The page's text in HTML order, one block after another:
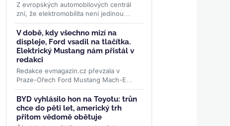
Z evropských automobilových centrál
zní, že elektromobilita není jedinou
budoucností. Globální žebříček za
červen 2026 ale ukazuje...>>
V době, kdy všechno mizí na
displeje, Ford vsadil na tlačítka.
Elektrický Mustang nám přistál v
redakci
Redakce evmagazin.cz převzala v
Praze-Ořech Ford Mustang Mach-E
Premium RWD s prodlouženým
dojezdem. Začíná půlroční test, ve
kterém... >>
BYD vyhlásilo hon na Toyotu: trůn
chce do pěti let, americký trh
přitom vědomě obětuje